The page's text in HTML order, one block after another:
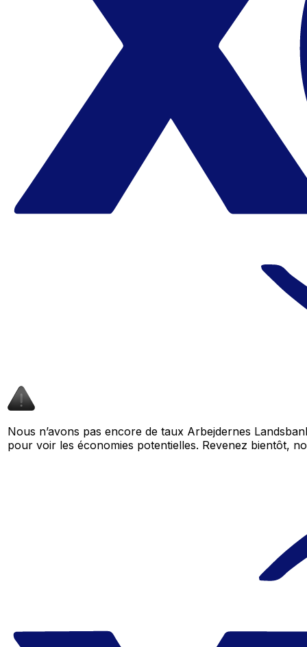
Nous n’avons pas encore de taux Arbejdernes
pour voir les économies potentielles. Revenez bientôt,